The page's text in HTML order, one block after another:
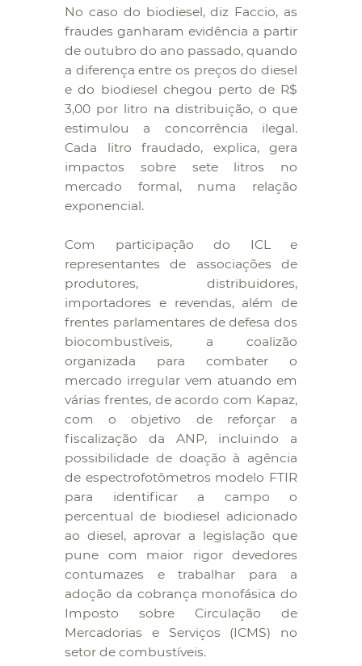
No caso do biodiesel, diz Faccio, as
fraudes ganharam evidência a partir
de outubro do ano passado, quando
a diferença entre os preços do diesel
e do biodiesel chegou perto de R$
3,00 por litro na distribuição, o que
estimulou a concorrência ilegal.
Cada litro fraudado, explica, gera
impactos sobre sete litros no
mercado formal, numa relação
exponencial.
Com participação do ICL e
representantes de associações de
produtores, distribuidores,
importadores e revendas, além de
frentes parlamentares de defesa dos
biocombustíveis, a coalizão
organizada para combater o
mercado irregular vem atuando em
várias frentes, de acordo com Kapaz,
com o objetivo de reforçar a
fiscalização da ANP, incluindo a
possibilidade de doação à agência
de espectrofotômetros modelo FTIR
para identificar a campo o
percentual de biodiesel adicionado
ao diesel, aprovar a legislação que
pune com maior rigor devedores
contumazes e trabalhar para a
adoção da cobrança monofásica do
Imposto sobre Circulação de
Mercadorias e Serviços (ICMS) no
setor de combustíveis.